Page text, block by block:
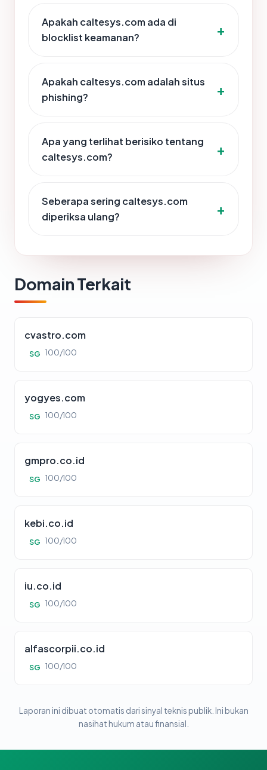
Apakah caltesys.com ada di
blocklist keamanan?
Apakah caltesys.com adalah situs
phishing?
Apa yang terlihat berisiko tentang
caltesys.com?
Seberapa sering caltesys.com
diperiksa ulang?
Domain Terkait
cvastro.com
SG 100/100
yogyes.com
SG 100/100
gmpro.co.id
SG 100/100
kebi.co.id
SG 100/100
iu.co.id
SG 100/100
alfascorpii.co.id
SG 100/100
Laporan ini dibuat otomatis dari sinyal teknis publik. Ini bukan
nasihat hukum atau finansial.